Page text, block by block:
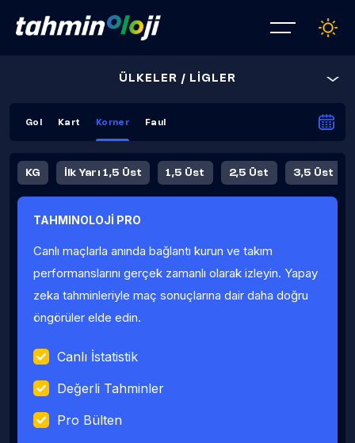
ÜLKELER / LİGLER
Gol Kart Korner Faul
KG İlk Yarı 1,5 Üst 1,5 Üst 2,5 Üst 3,5 Üst
Fauller Ortalama
TAHMINOLOJİ PRO
Canlı maçlarla anında bağlantı kurun ve takım
performanslarını gerçek zamanlı olarak izleyin. Yapay
zeka tahminleriyle maç sonuçlarına dair daha doğru
öngörüler elde edin.
Canlı İstatistik
Değerli Tahminler
Pro Bülten